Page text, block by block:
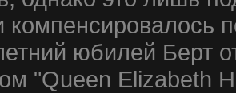
юбилей Берт
"Queen Elizabeth